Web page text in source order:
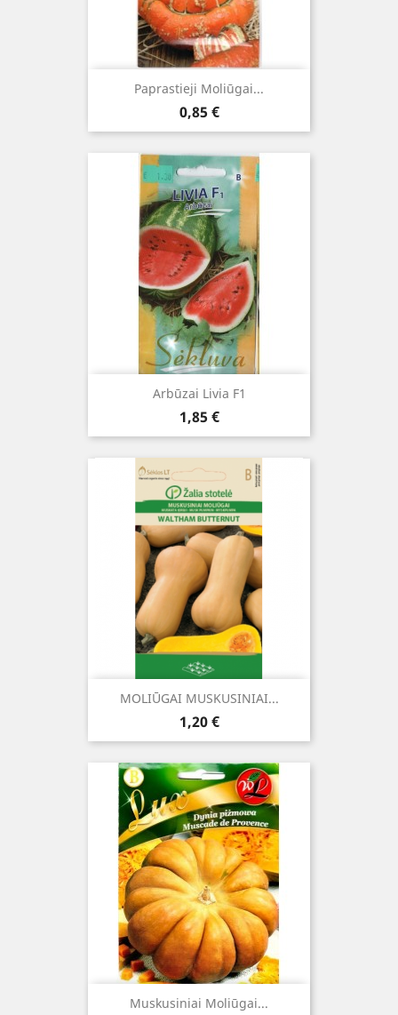
Paprastieji Moliūgai...
Kaina
0,85 €
Arbūzai Livia F1
Kaina
1,85 €
MOLIŪGAI MUSKUSINIAI...
Kaina
1,20 €
Muskusiniai Moliūgai...